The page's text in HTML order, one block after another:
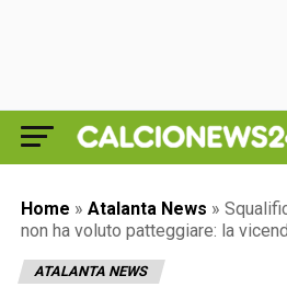
Home » Atalanta News »
non ha voluto patteggiare: la
ATALANTA NEWS